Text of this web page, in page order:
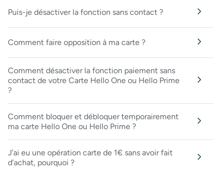
Puis-je désactiver la fonction sans contact ?
Comment faire opposition à ma carte ?
Comment désactiver la fonction paiement sans
contact de votre Carte Hello One ou Hello Prime
?
Comment bloquer et débloquer temporairement
ma carte Hello One ou Hello Prime ?
J’ai eu une opération carte de 1€ sans avoir fait
d’achat, pourquoi ?